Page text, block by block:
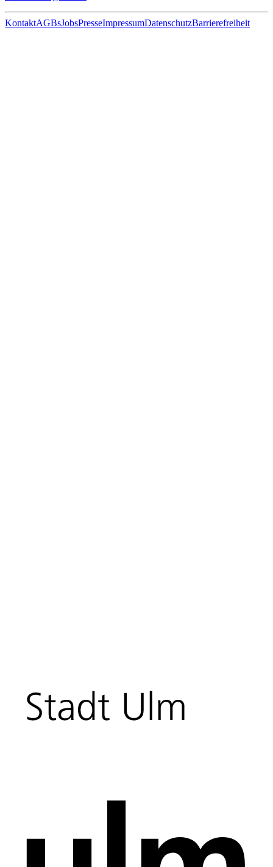
KontaktAGBsJobsPresseImpressumDatenschutzBarrierefreiheit